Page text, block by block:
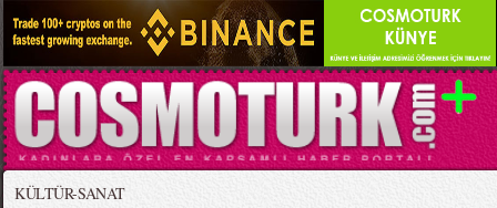
KÜLTÜR-SANAT